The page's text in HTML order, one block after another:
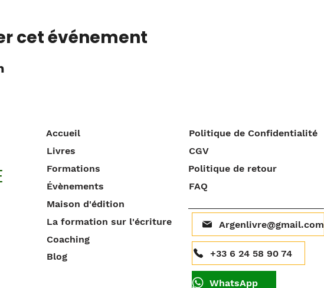
cet événement
Accueil
Livres
Formations
Évènements
Maison d'édition
La formation sur l'écriture
Coaching
Blog
Politique de Confidentialité
CGV
Politique de retour
FAQ
Argenlivre@gmail.com
+33 6 24 58 90 74
WhatsApp